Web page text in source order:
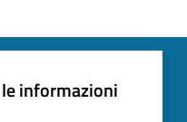
informazioni